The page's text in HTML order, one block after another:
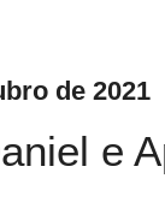
de 2021
e